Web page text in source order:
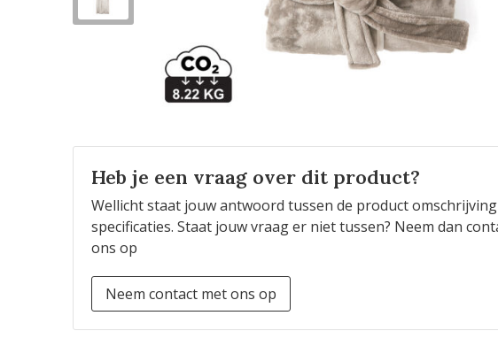
Heb je een vraag over dit product?
Wellicht staat jouw antwoord tussen de product
specificaties. Staat jouw vraag er niet tussen? Neem dan
ons op
Neem contact met ons op